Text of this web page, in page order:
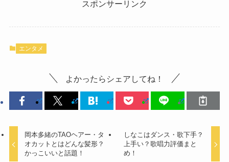
スポンサーリンク
エンタメ
よかったらシェアしてね！
岡本多緒のTAOヘアー・タ
オカットとはどんな髪形？
かっこいいと話題！
しなこはダンス・歌下手？
上手い？歌唱力評価まと
め！